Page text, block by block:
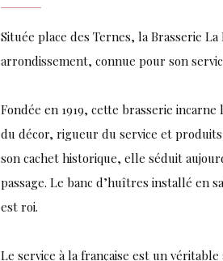
Située place des Ternes, la Brasserie
arrondissement, connue pour son
Fondée en 1919, cette brasserie
du décor, rigueur du service et
son cachet historique, elle séduit
passage. Le banc d’huîtres installé en
est roi.
Le service à la française est un